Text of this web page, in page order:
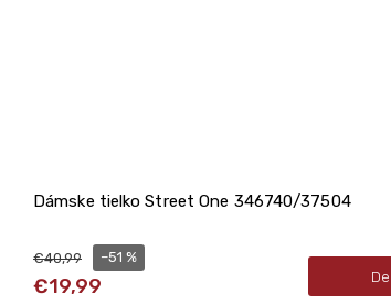
Dámske tielko Street One 346740/37504
€40,99
€19,99
–51 %